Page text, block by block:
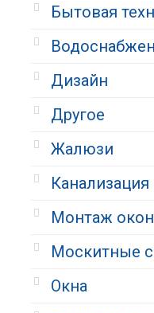
Бытовая
Дизайн
Другое
Жалюзи
Канализация
Монтаж окон
Москитные
Окна